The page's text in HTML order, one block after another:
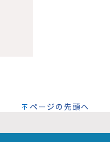
ページの先頭へ